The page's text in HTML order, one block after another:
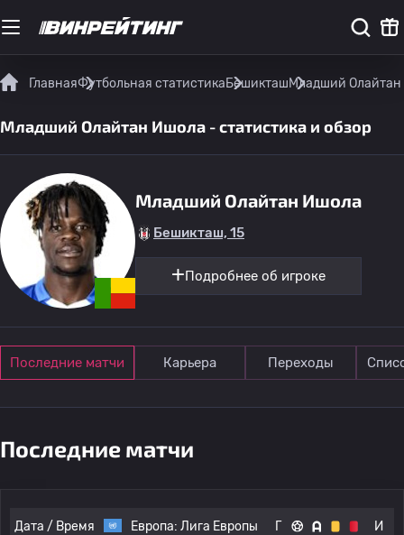
ГлавнаяФутбольная статистикаБешикташМладший Олайтан
Младший Олайтан Ишола - статистика и обзор
Младший Олайтан Ишола
Бешикташ, 15
Подробнее об игроке
Последние матчи Карьера Переходы
Последние матчи
Дата / Время Европа: Лига Европы Г И